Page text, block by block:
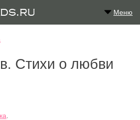
Меню
Стихи о любви